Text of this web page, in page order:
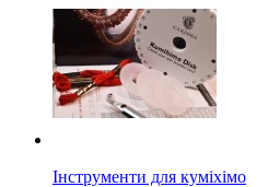
Інструменти для куміхімо